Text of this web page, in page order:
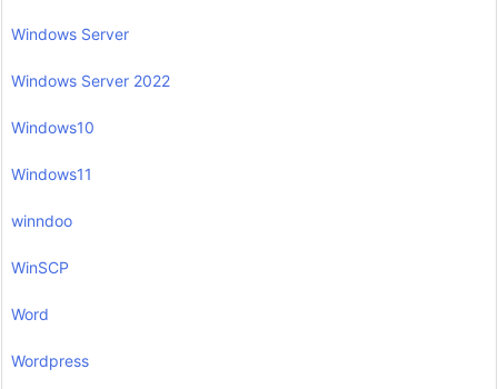
Windows Server
Windows Server 2022
Windows10
Windows11
winndoo
WinSCP
Word
Wordpress